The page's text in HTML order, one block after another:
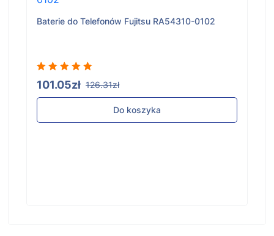
Baterie do Telefonów Fujitsu RA54310-0102
101.05zł 126.31zł
Do koszyka